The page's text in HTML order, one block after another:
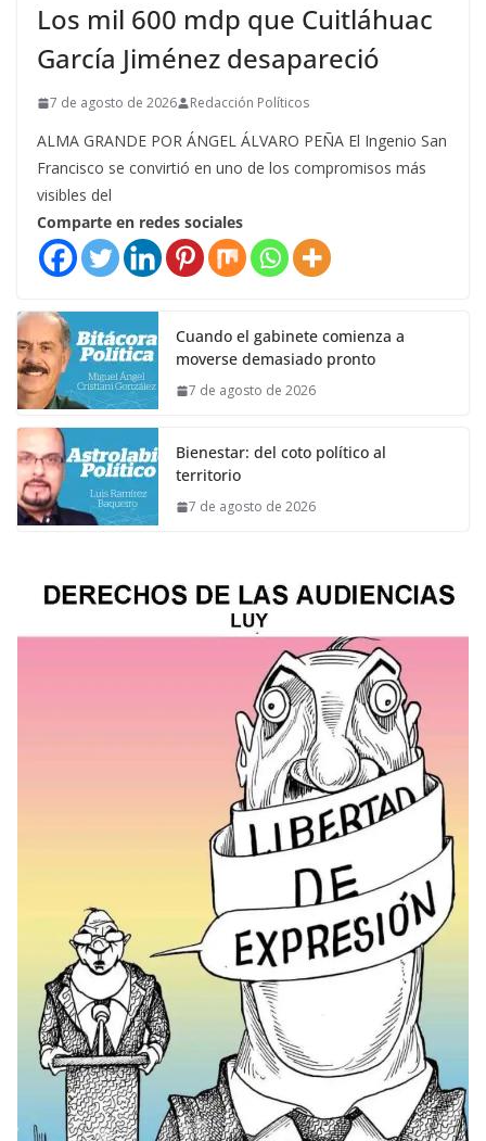
Los mil 600 mdp que Cuitláhuac
García Jiménez desapareció
7 de agosto de 2026 Redacción Políticos
ALMA GRANDE POR ÁNGEL ÁLVARO PEÑA El Ingenio San
Francisco se convirtió en uno de los compromisos más
visibles del
Comparte en redes sociales
Cuando el gabinete comienza a
moverse demasiado pronto
7 de agosto de 2026
Bienestar: del coto político al
territorio
7 de agosto de 2026